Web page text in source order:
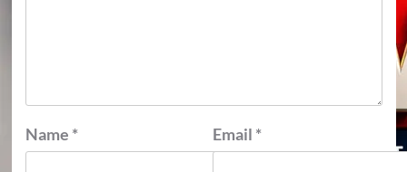
Name * Email *